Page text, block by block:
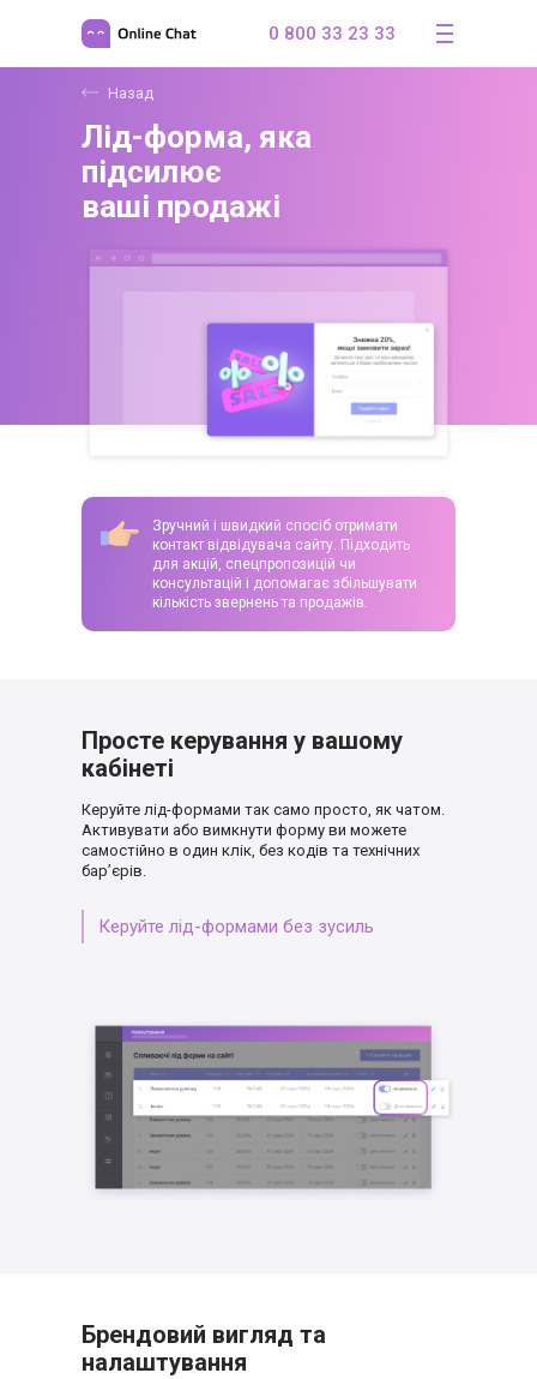
0 800 33 23 33
Назад
Лід-форма, яка
підсилює
ваші продажі
Зручний і швидкий спосіб отримати
контакт відвідувача сайту. Підходить
для акцій, спецпропозицій чи
консультацій і допомагає збільшувати
кількість звернень та продажів.
Просте керування у вашому
кабінеті
Керуйте лід-формами так само просто, як чатом.
Активувати або вимкнути форму ви можете
самостійно в один клік, без кодів та технічних
бар’єрів.
Керуйте лід-формами без зусиль
Брендовий вигляд та
налаштування